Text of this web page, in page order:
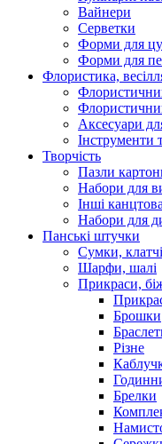
Вайнери
Серветки
Форми для
Форми для
Флористика,
Аксесуари
Інструменти
Творчість
Пазли
Набори для
Інші
Набори для
Панські штучки
Сумки,
Шарфи, шалі
Прикраси,
Брошки
Різне
Брелки